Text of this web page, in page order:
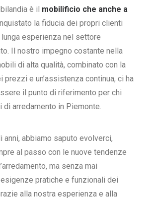
è il mobilificio che anche a
la fiducia dei propri clienti
esperienza nel settore
Il nostro impegno costante nella
di alta qualità, combinato con la
prezzi e un’assistenza continua, ci ha
il punto di riferimento per chi
di arredamento in Piemonte.
anni, abbiamo saputo evolverci,
al passo con le nuove tendenze
ma senza mai
pratiche e funzionali dei
alla nostra esperienza e alla